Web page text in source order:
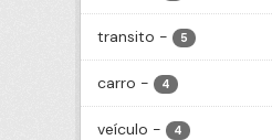
transito - 5
carro - 4
veículo - 4